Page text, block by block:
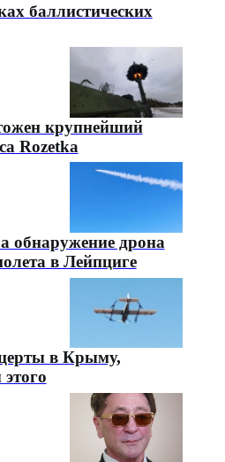
баллистических
крупнейший
Rozetka
обнаружение дрона
в Лейпциге
в Крыму,